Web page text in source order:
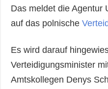
Das meldet die Agentur
auf das polnische
Es wird darauf
Verteidigungsminister
Amtskollegen Denys